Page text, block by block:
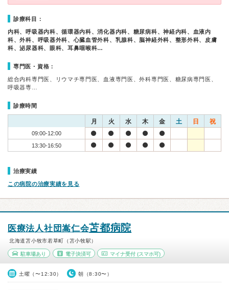
診療科目：
内科、呼吸器内科、循環器内科、消化器内科、糖尿病科、神経内科、血液内
科、外科、呼吸器外科、心臓血管外科、乳腺科、脳神経外科、整形外科、皮膚
科、泌尿器科、眼科、耳鼻咽喉科…
専門医・資格：
総合内科専門医、リウマチ専門医、血液専門医、外科専門医、糖尿病専門医、
呼吸器専…
診療時間
月 火 水 木 金 土 日 祝
09:00-12:00
13:30-16:50
治療実績
この病院の治療実績を見る
医療法人社団嵩仁会苫都病院
北海道苫小牧市若草町（苫小牧駅）
駐車場あり 電子決済可 マイナ受付 (スマホ可)
土曜（〜12:30） 朝（8:30〜）